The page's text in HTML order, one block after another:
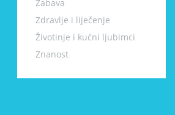
Zabava
Zdravlje i liječenje
Životinje i kućni ljubimci
Znanost